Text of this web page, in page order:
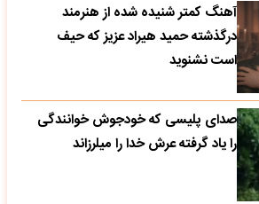
آهنگ کمتر شنیده شده از هنرمند
درگذشته حمید هیراد عزیز که حیف
است نشنوید
صدای پلیسی که خودجوش خوانندگی
را یاد گرفته عرش خدا را میلرزاند